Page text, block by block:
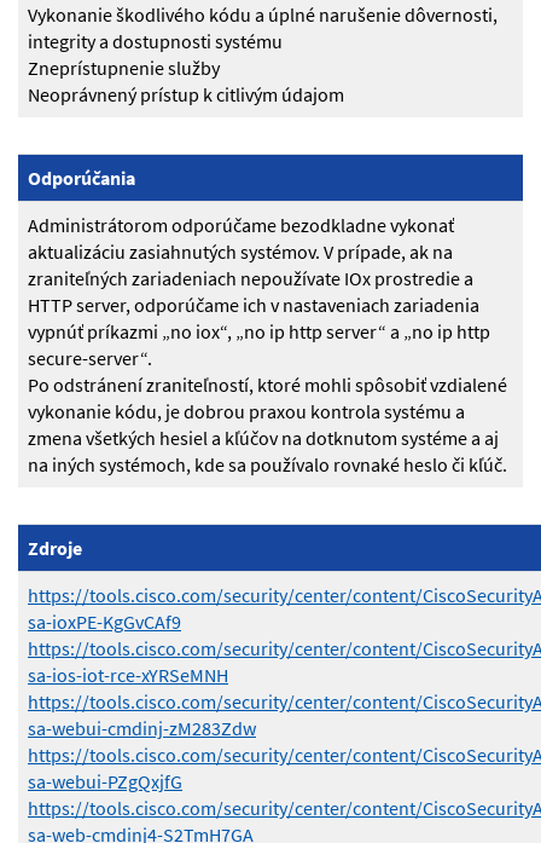
Vykonanie škodlivého kódu a úplné narušenie dôvernosti,
integrity a dostupnosti systému
Zneprístupnenie služby
Neoprávnený prístup k citlivým údajom
Odporúčania
Administrátorom odporúčame bezodkladne vykonať
aktualizáciu zasiahnutých systémov. V prípade, ak na
zraniteľných zariadeniach nepoužívate IOx prostredie a
HTTP server, odporúčame ich v nastaveniach zariadenia
vypnúť príkazmi „no iox“, „no ip http server“ a „no ip http
secure-server“.
Po odstránení zraniteľností, ktoré mohli spôsobiť vzdialené
vykonanie kódu, je dobrou praxou kontrola systému a
zmena všetkých hesiel a kľúčov na dotknutom systéme a aj
na iných systémoch, kde sa používalo rovnaké heslo či kľúč.
Zdroje
https://tools.cisco.com/security/center/content/
sa-ioxPE-KgGvCAf9
https://tools.cisco.com/security/center/content/
sa-ios-iot-rce-xYRSeMNH
https://tools.cisco.com/security/center/content/
sa-webui-cmdinj-zM283Zdw
https://tools.cisco.com/security/center/content/
sa-webui-PZgQxjfG
https://tools.cisco.com/security/center/content/
sa-web-cmdinj4-S2TmH7GA